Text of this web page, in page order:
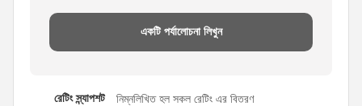
একটি পর্যালোচনা লিখুন
রেটিং স্ন্যাপশট নিম্নলিখিত হল সকল রেটিং এর বিতরণ